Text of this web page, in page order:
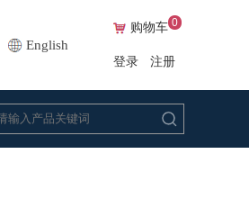
English
购物车 0
登录 注册